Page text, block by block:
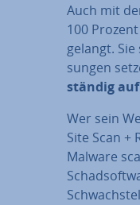
Auch mit
100
gelangt.
sun­gen
ständig
Wer sein
Site Scan +
Malware